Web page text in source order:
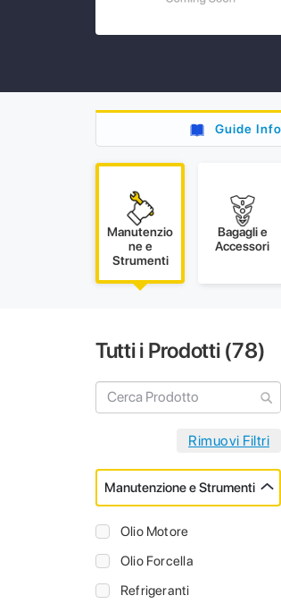
Guide
Manutenzio
ne e
Strumenti
Bagagli e
Accessori
Tutti i Prodotti (78)
Manutenzione e Strumenti
Olio Motore
Olio Forcella
Refrigeranti